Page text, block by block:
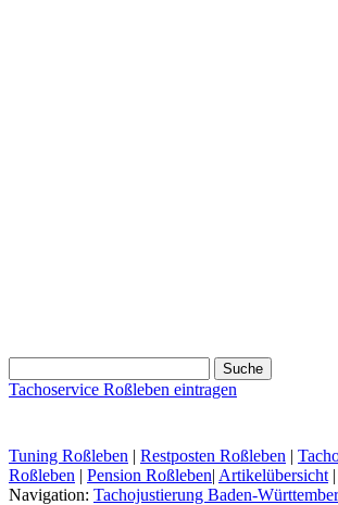
Tachoservice Roßleben eintragen
Tuning Roßleben | Restposten Roßleben |
Roßleben | Pension Roßleben| Artikelübersicht |
Navigation: Tachojustierung Baden-